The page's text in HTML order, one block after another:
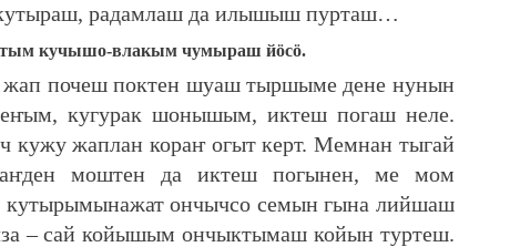
радамлаш да илышыш пурташ…
кучышо-влакым чумыраш йӧсӧ.
почеш поктен шуаш тыршыме дене нунын
кугурак шонышым, иктеш погаш неле.
жаплан кораҥ огыт керт. Мемнан тыгай
моштен да иктеш погынен, ме мом
ончычсо семын гына лийшаш
– сай койышым ончыктымаш койын туртеш.